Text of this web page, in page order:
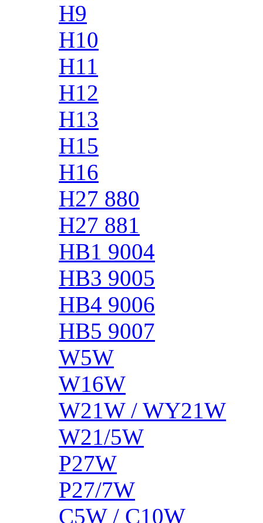
H9
H10
H11
H12
H13
H15
H16
H27 880
H27 881
HB1 9004
HB3 9005
HB4 9006
HB5 9007
W5W
W16W
W21W / WY21W
W21/5W
P27W
P27/7W
C5W / C10W